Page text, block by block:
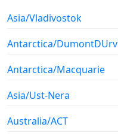
Asia/Vladivostok
Antarctica/
Antarctica/Macquarie
Asia/Ust-Nera
Australia/ACT